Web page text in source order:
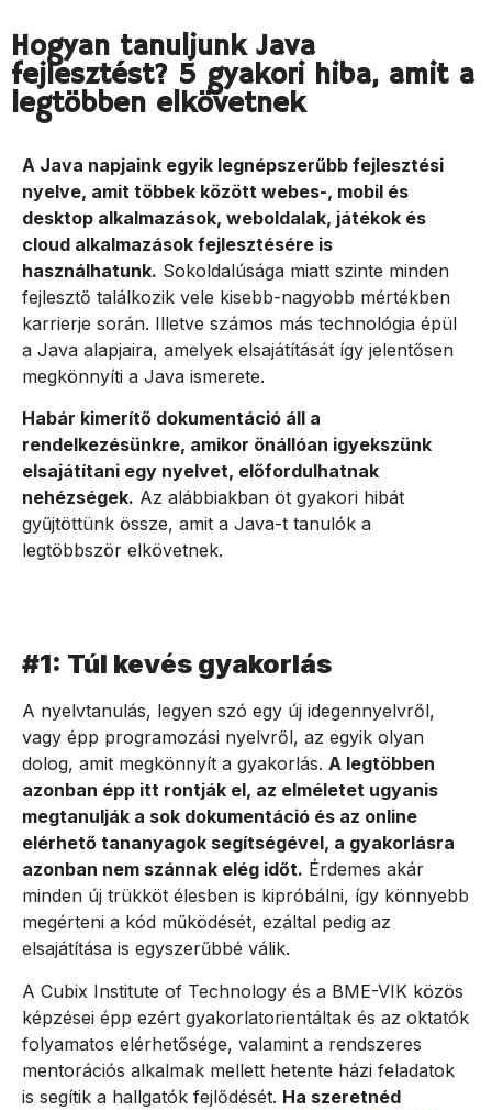
Hogyan tanuljunk Java
fejlesztést? 5 gyakori hiba, amit a
legtöbben elkövetnek
A Java napjaink egyik legnépszerűbb fejlesztési
nyelve, amit többek között webes-, mobil és
desktop alkalmazások, weboldalak, játékok és
cloud alkalmazások fejlesztésére is
használhatunk. Sokoldalúsága miatt szinte minden
fejlesztő találkozik vele kisebb-nagyobb mértékben
karrierje során. Illetve számos más technológia épül
a Java alapjaira, amelyek elsajátítását így jelentősen
megkönnyíti a Java ismerete.
Habár kimerítő dokumentáció áll a
rendelkezésünkre, amikor önállóan igyekszünk
elsajátítani egy nyelvet, előfordulhatnak
nehézségek. Az alábbiakban öt gyakori hibát
gyűjtöttünk össze, amit a Java-t tanulók a
legtöbbször elkövetnek.
#1: Túl kevés gyakorlás
A nyelvtanulás, legyen szó egy új idegennyelvről,
vagy épp programozási nyelvről, az egyik olyan
dolog, amit megkönnyít a gyakorlás. A legtöbben
azonban épp itt rontják el, az elméletet ugyanis
megtanulják a sok dokumentáció és az online
elérhető tananyagok segítségével, a gyakorlásra
azonban nem szánnak elég időt. Érdemes akár
minden új trükköt élesben is kipróbálni, így könnyebb
megérteni a kód működését, ezáltal pedig az
elsajátítása is egyszerűbbé válik.
A Cubix Institute of Technology és a BME-VIK közös
képzései épp ezért gyakorlatorientáltak és az oktatók
folyamatos elérhetősége, valamint a rendszeres
mentorációs alkalmak mellett hetente házi feladatok
is segítik a hallgatók fejlődését. Ha szeretnéd